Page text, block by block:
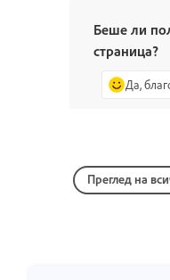
Беше ли
страница?
Да,
Преглед на